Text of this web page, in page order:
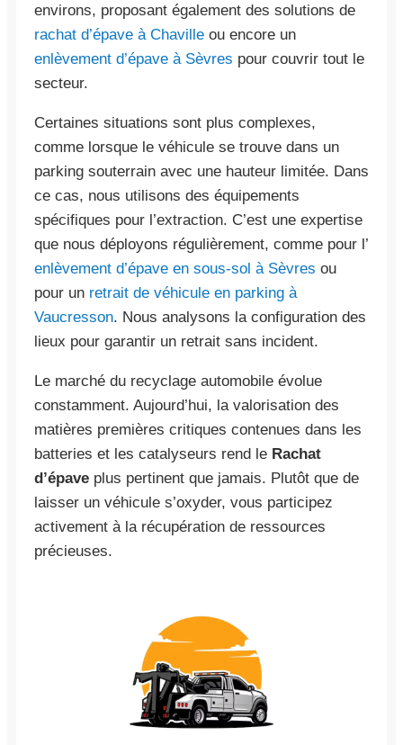
environs, proposant également des solutions de
rachat d’épave à Chaville ou encore un
enlèvement d’épave à Sèvres pour couvrir tout le
secteur.
Certaines situations sont plus complexes,
comme lorsque le véhicule se trouve dans un
parking souterrain avec une hauteur limitée. Dans
ce cas, nous utilisons des équipements
spécifiques pour l’extraction. C’est une expertise
que nous déployons régulièrement, comme pour l’
enlèvement d’épave en sous-sol à Sèvres ou
pour un retrait de véhicule en parking à
Vaucresson. Nous analysons la configuration des
lieux pour garantir un retrait sans incident.
Le marché du recyclage automobile évolue
constamment. Aujourd’hui, la valorisation des
matières premières critiques contenues dans les
batteries et les catalyseurs rend le Rachat
d’épave plus pertinent que jamais. Plutôt que de
laisser un véhicule s’oxyder, vous participez
activement à la récupération de ressources
précieuses.